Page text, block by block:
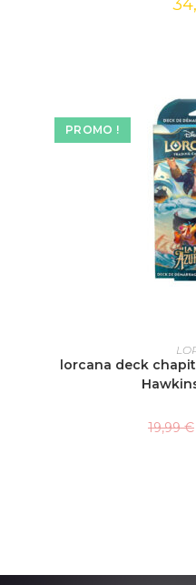
PROMO !
lorcana deck
19,99€